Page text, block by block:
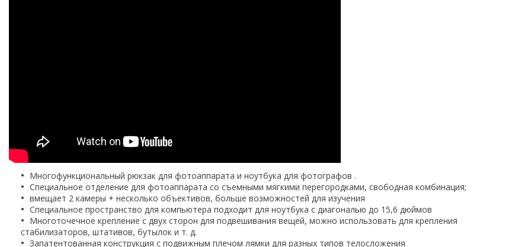
Многофункциональный рюкзак для фотоаппарата и ноутбука для фотографов .
Специальное отделение для фотоаппарата со съемными мягкими перегородками, свободная комбинация;
вмещает 2 камеры + несколько объективов, больше возможностей для изучения
Специальное пространство для компьютера подходит для ноутбука с диагональю до 15,6 дюймов
Многоточечное крепление с двух сторон для подвешивания вещей, можно использовать для крепления
стабилизаторов, штативов, бутылок и т. д.
Запатентованная конструкция с подвижным плечом лямки для разных типов телосложения